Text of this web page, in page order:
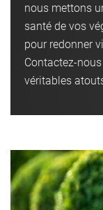
nous mettons
santé de vos
pour redonner
Contactez-
véritables